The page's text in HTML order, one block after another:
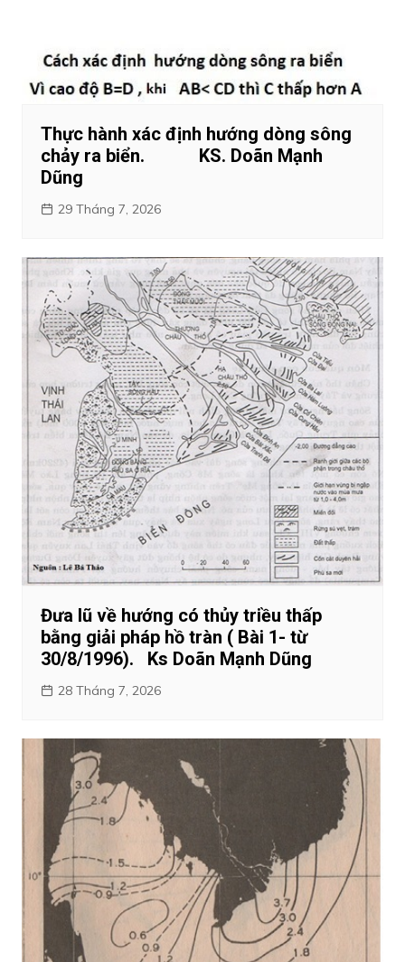
Thực hành xác định hướng dòng sông
chảy ra biển. KS. Doãn Mạnh
Dũng
29 Tháng 7, 2026
Đưa lũ về hướng có thủy triều thấp
bằng giải pháp hồ tràn ( Bài 1- từ
30/8/1996). Ks Doãn Mạnh Dũng
28 Tháng 7, 2026